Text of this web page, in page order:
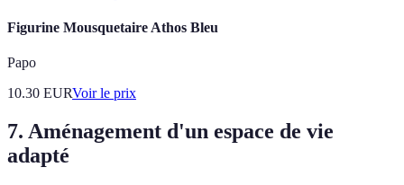
Figurine Mousquetaire Athos Bleu
Papo
10.30 EURVoir le prix
7. Aménagement d'un espace de vie
adapté